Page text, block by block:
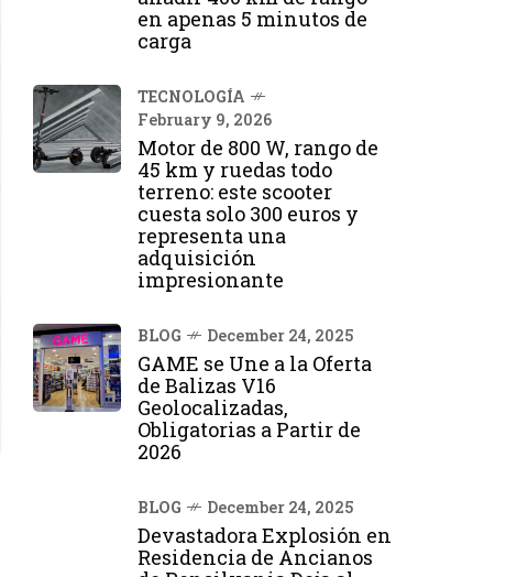
en apenas 5 minutos de
carga
TECNOLOGÍA
February 9, 2026
Motor de 800 W, rango de
45 km y ruedas todo
terreno: este scooter
cuesta solo 300 euros y
representa una
adquisición
impresionante
BLOG December 24, 2025
GAME se Une a la Oferta
de Balizas V16
Geolocalizadas,
Obligatorias a Partir de
2026
BLOG December 24, 2025
Devastadora Explosión en
Residencia de Ancianos